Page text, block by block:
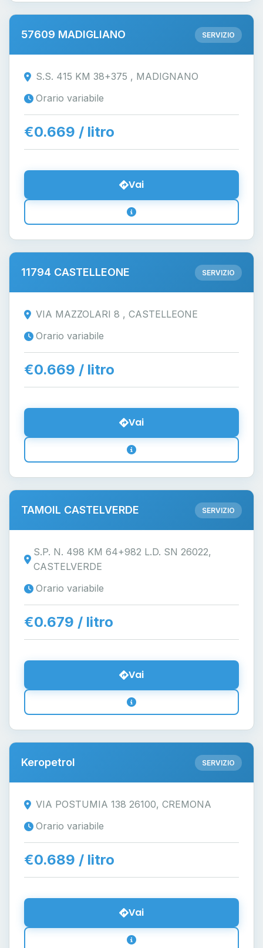
57609 MADIGLIANO SERVIZIO
S.S. 415 KM 38+375 , MADIGNANO
Orario variabile
€0.669 / litro
Vai
11794 CASTELLEONE SERVIZIO
VIA MAZZOLARI 8 , CASTELLEONE
Orario variabile
€0.669 / litro
Vai
TAMOIL CASTELVERDE SERVIZIO
S.P. N. 498 KM 64+982 L.D. SN 26022,
CASTELVERDE
Orario variabile
€0.679 / litro
Vai
Keropetrol SERVIZIO
VIA POSTUMIA 138 26100, CREMONA
Orario variabile
€0.689 / litro
Vai